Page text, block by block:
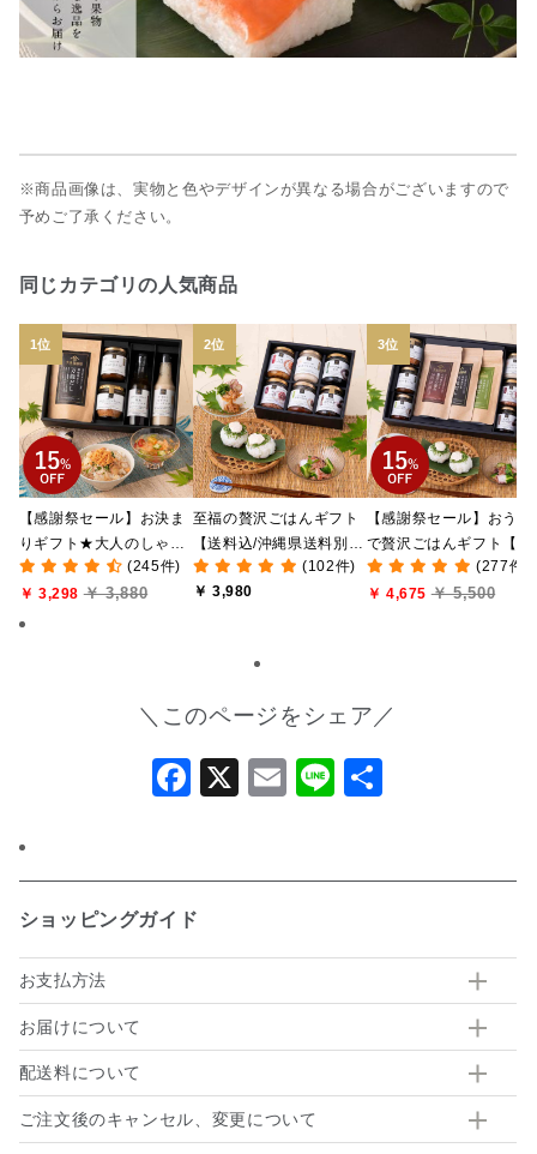
※商品画像は、実物と色やデザインが異なる場合がございますので
予めご了承ください。
同じカテゴリの人気商品
【感謝祭セール】お決ま
りギフト★大人のしゃけ
しゃけめんたい入り【送
料込/沖縄県送料別途】
【化粧箱包装付】
(245件)
￥ 3,298 ￥ 3,880
至福の贅沢ごはんギフト
【送料込/沖縄県送料別
途】【化粧箱包装付/オン
ライン限定】
(102件)
￥ 3,980
【感謝祭セール】おうち
で贅沢ごはんギフト【送
料無料/沖縄県送料別途】
【化粧箱包装付/オンライ
(277件)
￥ 4,675 ￥ 5,500
＼このページをシェア／
Facebook
X Email
Line
ショッピングガイド
お支払方法
お届けについて
配送料について
ご注文後のキャンセル、変更について